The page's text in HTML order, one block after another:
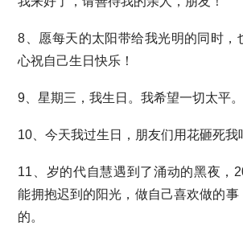
8、愿每天的太阳带给我光明的同时，
心祝自己生日快乐！
9、星期三，我生日。我希望一切太平。
10、今天我过生日，朋友们用花砸死我
11、岁的代自慧遇到了涌动的黑夜，
能拥抱迟到的阳光，做自己喜欢做的
的。